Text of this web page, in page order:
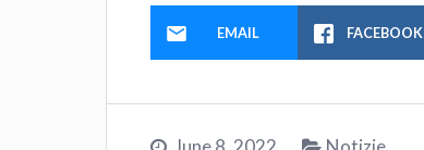
EMAIL FACEBOOK